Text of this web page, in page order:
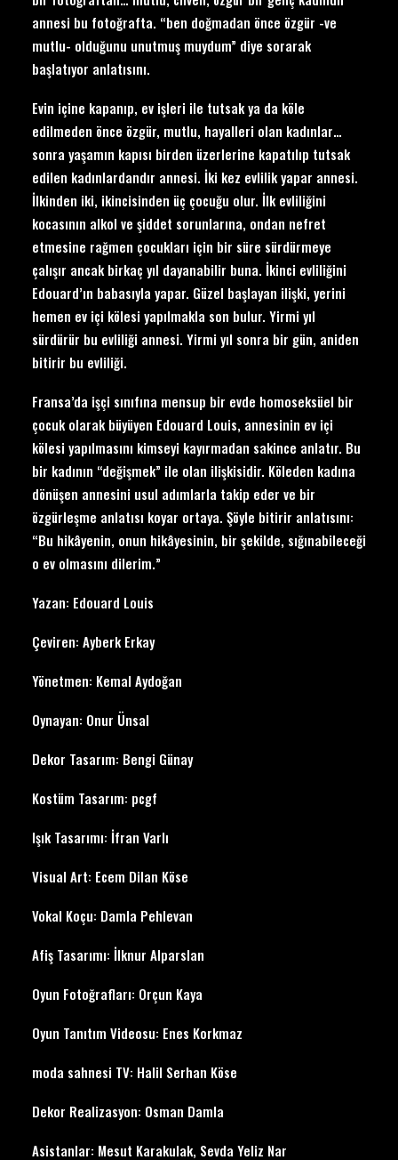
annesi bu fotoğrafta. “ben doğmadan önce özgür -ve
mutlu- olduğunu unutmuş muydum” diye sorarak
başlatıyor anlatısını.
Evin içine kapanıp, ev işleri ile tutsak ya da köle
edilmeden önce özgür, mutlu, hayalleri olan kadınlar…
sonra yaşamın kapısı birden üzerlerine kapatılıp tutsak
edilen kadınlardandır annesi. İki kez evlilik yapar annesi.
İlkinden iki, ikincisinden üç çocuğu olur. İlk evliliğini
kocasının alkol ve şiddet sorunlarına, ondan nefret
etmesine rağmen çocukları için bir süre sürdürmeye
çalışır ancak birkaç yıl dayanabilir buna. İkinci evliliğini
Edouard’ın babasıyla yapar. Güzel başlayan ilişki, yerini
hemen ev içi kölesi yapılmakla son bulur. Yirmi yıl
sürdürür bu evliliği annesi. Yirmi yıl sonra bir gün, aniden
bitirir bu evliliği.
Fransa’da işçi sınıfına mensup bir evde homoseksüel bir
çocuk olarak büyüyen Edouard Louis, annesinin ev içi
kölesi yapılmasını kimseyi kayırmadan sakince anlatır. Bu
bir kadının “değişmek” ile olan ilişkisidir. Köleden kadına
dönüşen annesini usul adımlarla takip eder ve bir
özgürleşme anlatısı koyar ortaya. Şöyle bitirir anlatısını:
“Bu hikâyenin, onun hikâyesinin, bir şekilde, sığınabileceği
o ev olmasını dilerim.”
Yazan: Edouard Louis
Çeviren: Ayberk Erkay
Yönetmen: Kemal Aydoğan
Oynayan: Onur Ünsal
Dekor Tasarım: Bengi Günay
Kostüm Tasarım: pcgf
Işık Tasarımı: İfran Varlı
Visual Art: Ecem Dilan Köse
Vokal Koçu: Damla Pehlevan
Afiş Tasarımı: İlknur Alparslan
Oyun Fotoğrafları: Orçun Kaya
Oyun Tanıtım Videosu: Enes Korkmaz
moda sahnesi TV: Halil Serhan Köse
Dekor Realizasyon: Osman Damla
Asistanlar: Mesut Karakulak, Sevda Yeliz Nar